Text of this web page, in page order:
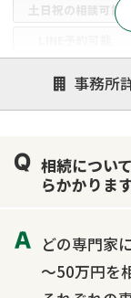
土日祝の相談可能
注力案件
遺言書作成・遺言執行
相続手続き
成年後見・任意後
相続トラブル
事務所
相続につい
らかかりま
どの専門家
～50万円を